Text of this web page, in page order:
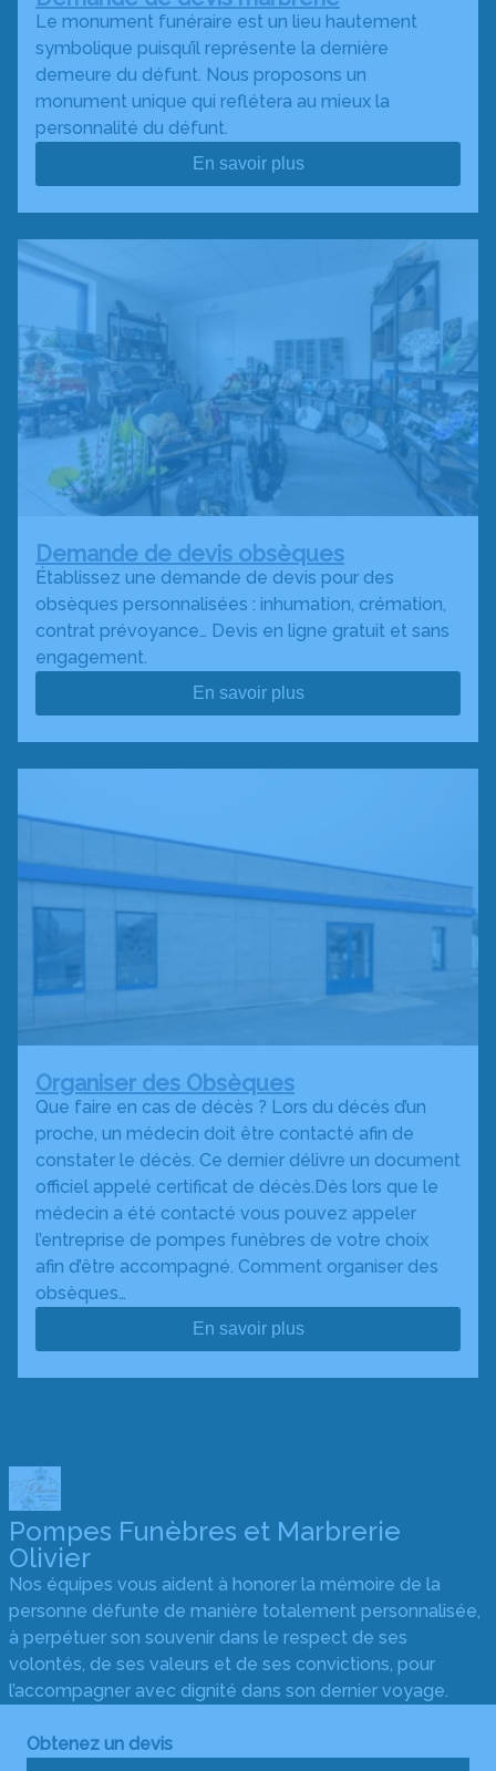
Le monument funéraire est un lieu hautement
symbolique puisqu’il représente la dernière
demeure du défunt. Nous proposons un
monument unique qui reflétera au mieux la
personnalité du défunt.
En savoir plus
Demande de devis obsèques
Établissez une demande de devis pour des
obsèques personnalisées : inhumation, crémation,
contrat prévoyance… Devis en ligne gratuit et sans
engagement.
En savoir plus
Organiser des Obsèques
Que faire en cas de décès ? Lors du décès d’un
proche, un médecin doit être contacté afin de
constater le décès. Ce dernier délivre un document
officiel appelé certificat de décès.Dès lors que le
médecin a été contacté vous pouvez appeler
l’entreprise de pompes funèbres de votre choix
afin d’être accompagné. Comment organiser des
obsèques…
En savoir plus
Pompes Funèbres et Marbrerie
Olivier
Nos équipes vous aident à honorer la mémoire de la
personne défunte de manière totalement personnalisée,
à perpétuer son souvenir dans le respect de ses
volontés, de ses valeurs et de ses convictions, pour
l’accompagner avec dignité dans son dernier voyage.
Obtenez un devis